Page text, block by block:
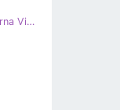
Ženske kožne čizme na klinovima crna Vinceza 39963